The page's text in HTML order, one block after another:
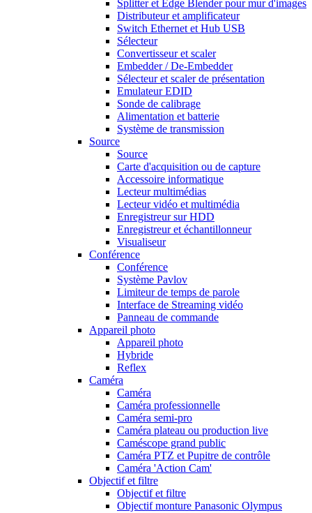
Splitter et Edge Blender pour mur d'images
Distributeur et amplificateur
Switch Ethernet et Hub USB
Sélecteur
Convertisseur et scaler
Embedder / De-Embedder
Sélecteur et scaler de présentation
Emulateur EDID
Sonde de calibrage
Alimentation et batterie
Système de transmission
Source
Source
Carte d'acquisition ou de capture
Accessoire informatique
Lecteur multimédias
Lecteur vidéo et multimédia
Enregistreur sur HDD
Enregistreur et échantillonneur
Visualiseur
Conférence
Conférence
Système Pavlov
Limiteur de temps de parole
Interface de Streaming vidéo
Panneau de commande
Appareil photo
Appareil photo
Hybride
Reflex
Caméra
Caméra
Caméra professionnelle
Caméra semi-pro
Caméra plateau ou production live
Caméscope grand public
Caméra PTZ et Pupitre de contrôle
Caméra 'Action Cam'
Objectif et filtre
Objectif et filtre
Objectif monture Panasonic Olympus